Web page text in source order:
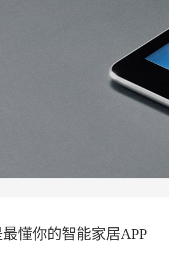
懂你的智能家居APP